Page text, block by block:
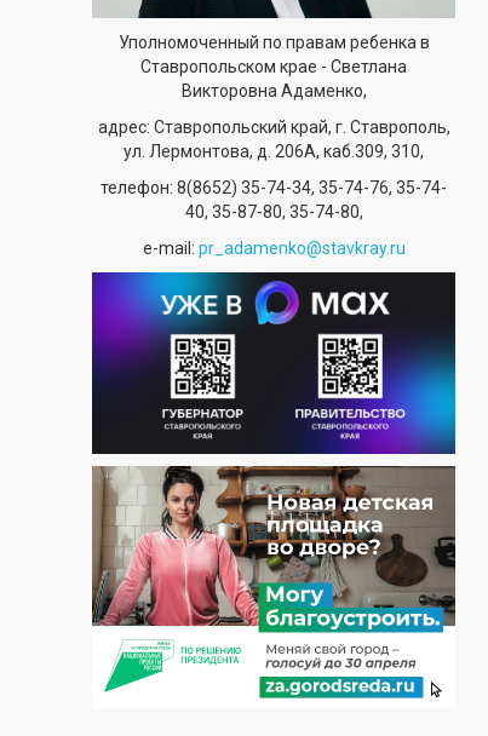
Уполномоченный по правам ребенка в
Ставропольском крае - Светлана
Викторовна Адаменко,
адрес: Ставропольский край, г. Ставрополь,
ул. Лермонтова, д. 206А, каб.309, 310,
телефон: 8(8652) 35-74-34, 35-74-76, 35-74-
40, 35-87-80, 35-74-80,
е-mail: pr_adamenko@stavkray.ru